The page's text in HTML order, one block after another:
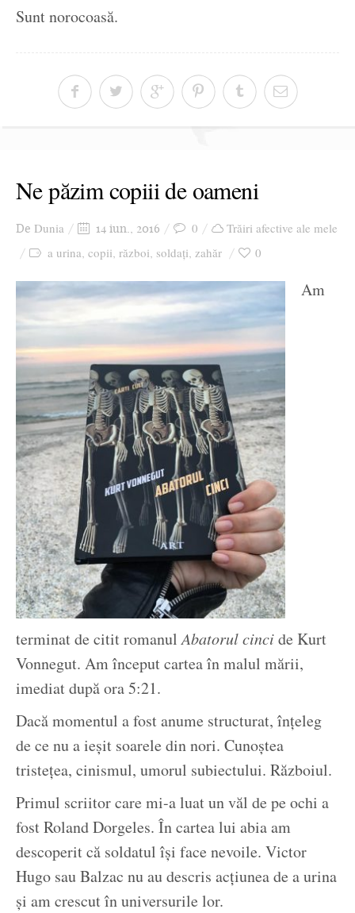
Sunt norocoasă.
Ne păzim copiii de oameni
De Dunia 14 iun., 2016 0
Trăiri afective ale mele
a urina, copii, război, soldați, zahăr 0
Am
terminat de citit romanulAbatorul cincide Kurt
Vonnegut. Am început cartea în malul mării,
imediat după ora 5:21.
Dacă momentul a fost anume structurat, înțeleg
de ce nu a ieșit soarele din nori. Cunoștea
tristețea, cinismul, umorul subiectului. Războiul.
Primul scriitor care mi-a luat un văl de pe ochi a
fost Roland Dorgeles. În cartea lui abia am
descoperit că soldatul își face nevoile. Victor
Hugo sau Balzac nu au descris acțiunea de a urina
și am crescut în universurile lor.